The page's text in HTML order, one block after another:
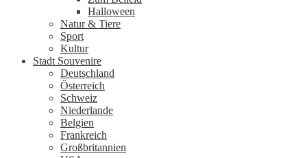
Halloween
Natur & Tiere
Sport
Kultur
Stadt Souvenire
Deutschland
Österreich
Schweiz
Niederlande
Belgien
Frankreich
Großbritannien